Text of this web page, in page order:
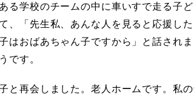
る学校のチームの中に車いすで走る子
、「先生私、あんな人を見ると応援し
はおばあちゃん子ですから」と話され
です。
と再会しました。老人ホームです。私